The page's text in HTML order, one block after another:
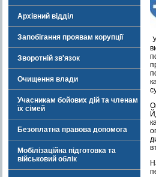
Архівний відділ
Запобігання проявам корупції
Зворотній зв'язок
Очищення влади
Учасникам бойових дій та членам
їх сімей
Безоплатна правова допомога
Мобілізаційна підготовка та
військовий облік